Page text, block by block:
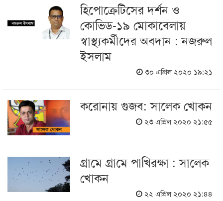
হিপোক্রেটিসের দর্শন ও
কোভিড-১৯ মোকাবেলায়
স্বাস্থ্যকর্মীদের অবদান : নজরুল
ইসলাম
৩০ এপ্রিল ২০২০ ১৯:২১
করোনায় গুজব: সালেক খোকন
২৩ এপ্রিল ২০২০ ২১:৫৫
গ্রামে গ্রামে পাখিরক্ষা : সালেক
খোকন
২২ এপ্রিল ২০২০ ২১:৪৪